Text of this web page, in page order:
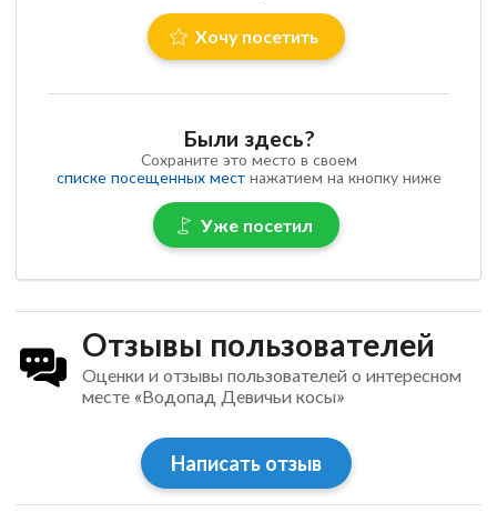
Хочу посетить
Были здесь?
Сохраните это место в своем
списке посещенных местнажатием на кнопку ниже
Уже посетил
Отзывы пользователей
Оценки и отзывы пользователей о интересном
месте «Водопад Девичьи косы»
Написать отзыв